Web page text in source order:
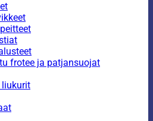
frotee ja patjansuojat
liukurit